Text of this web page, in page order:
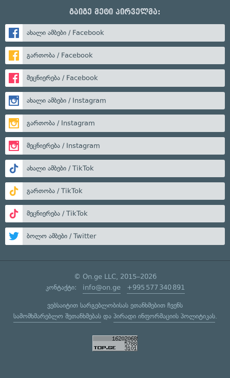
გაიგე მეტი პირველმა:
ახალი ამბები / Facebook
გართობა / Facebook
მეცნიერება / Facebook
ახალი ამბები / Instagram
გართობა / Instagram
მეცნიერება / Instagram
ახალი ამბები / TikTok
გართობა / TikTok
მეცნიერება / TikTok
ბოლო ამბები / Twitter
© On.ge LLC, 2015–2026
კონტაქტი: info@on.ge +995 577 340 891
ვებსაიტით სარგებლობისას ეთანხმებით ჩვენს
სამომხმარებლო შეთანხმებასდა პირადი ინფორმაციის პოლიტიკას.